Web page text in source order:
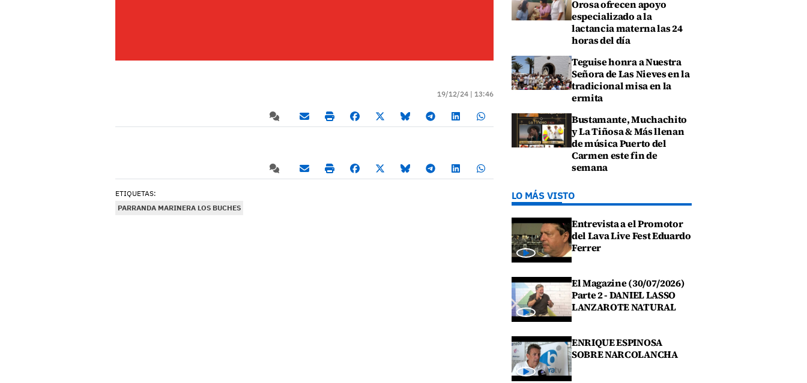
19/12/24 | 13:46
ETIQUETAS:
PARRANDA MARINERA LOS BUCHES
Orosa ofrecen apoyo
especializado a la
lactancia materna las 24
horas del día
Teguise honra a Nuestra
Señora de Las Nieves en la
tradicional misa en la
ermita
Bustamante, Muchachito
y La Tiñosa & Más llenan
de música Puerto del
Carmen este fin de
semana
LO MÁS VISTO
Entrevista a el Promotor
del Lava Live Fest Eduardo
Ferrer
El Magazine (30/07/2026)
Parte 2 - DANIEL LASSO
LANZAROTE NATURAL
ENRIQUE ESPINOSA
SOBRE NARCOLANCHA